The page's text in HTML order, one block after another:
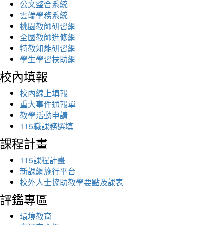
公文整合系統
雲端學務系統
桃園教師研習網
全國教師進修網
特教知能研習網
學生學習扶助網
校內填報
校內線上填報
重大事件通報單
教學活動申請
115職課務選填
課程計畫
115課程計畫
新課綱施行平台
校外人士協助教學要點及課表
評鑑專區
環境教育